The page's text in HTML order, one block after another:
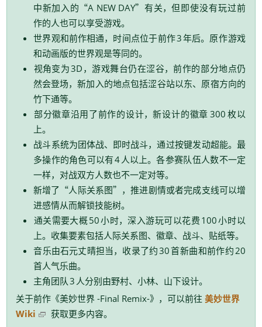
中新加入的 “A NEW DAY” 有关，但即使没有玩过前
作的人也可以享受游戏。
世界观和前作相通， 时间点位于前作3年后。 原作游戏
和动画版的世界观是等同的。
视角变为3D ，游戏舞台仍在涩谷，前作的部分地点仍
然会登场，新加入的地点包括涩谷站以东、 原宿方向的
竹下通等。
部分徽章沿用了前作的设计，新设计的徽章 300 枚以
上。
战斗系统为团体战、 即时战斗，通过按键发动超能。最
多操作的角色可以有4 人以上。各参赛队伍人数不一定
一样， 对战双方人数也不一定对等。
新增了 “人际关系图” ，推进剧情或者完成支线可以增
进感情从而解锁技能树。
通关需要大概50小时，深入游玩可以花费 100小时以
上。 收集要素包括人际关系图、徽章、 战斗、 贴纸等。
音乐由石元丈晴担当 ， 收录了约30首新曲和前作约 20
首人气乐曲。
主角团队 3 人分别由野村、小林、 山下设计。
关于前作 《美妙世界 -Final Remix-》 ，可以前往美妙世界
Wiki
获取更多内容。